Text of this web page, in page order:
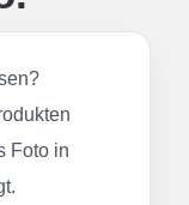
Foto in